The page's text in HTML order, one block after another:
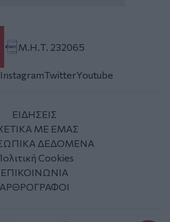
Μ.Η.Τ. 232065
InstagramTwitterYoutube
ΕΙΔΗΣΕΙΣ
ΜΕ ΕΜΑΣ
ΔΕΔΟΜΕΝΑ
Cookies
ΕΠΙΚΟΙΝΩΝΙΑ
ΑΡΘΡΟΓΡΑΦΟΙ